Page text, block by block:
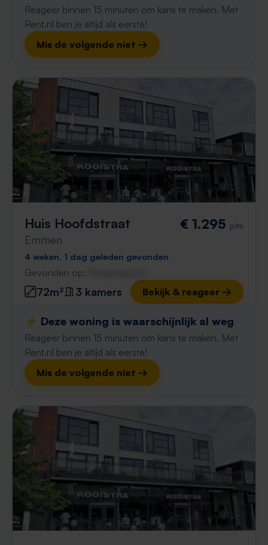
Reageer binnen 15 minuten om kans te maken. Met
Rent.nl ben je altijd als eerste!
Mis de volgende niet →
Huis Hoofdstraat
Emmen
€ 1.295 p/m
4 weken, 1 dag geleden gevonden
Gevonden op:
72m² 3 kamers Bekijk & reageer →
⚡️ Deze woning is waarschijnlijk al weg
Reageer binnen 15 minuten om kans te maken. Met
Rent.nl ben je altijd als eerste!
Mis de volgende niet →